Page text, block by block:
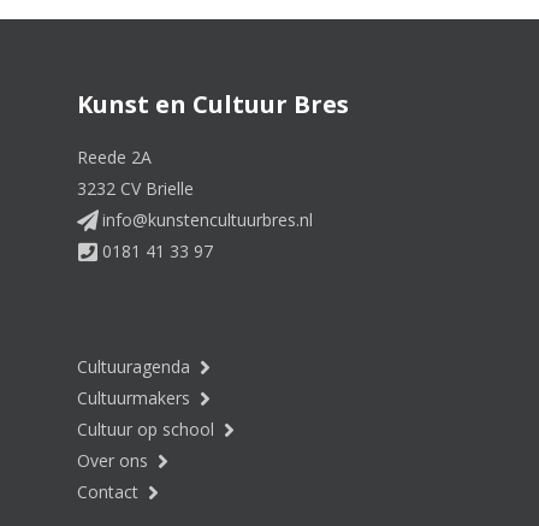
Kunst en Cultuur Bres
Reede 2A
3232 CV Brielle
info@kunstencultuurbres.nl
0181 41 33 97
Cultuuragenda
Cultuurmakers
Cultuur op school
Over ons
Contact